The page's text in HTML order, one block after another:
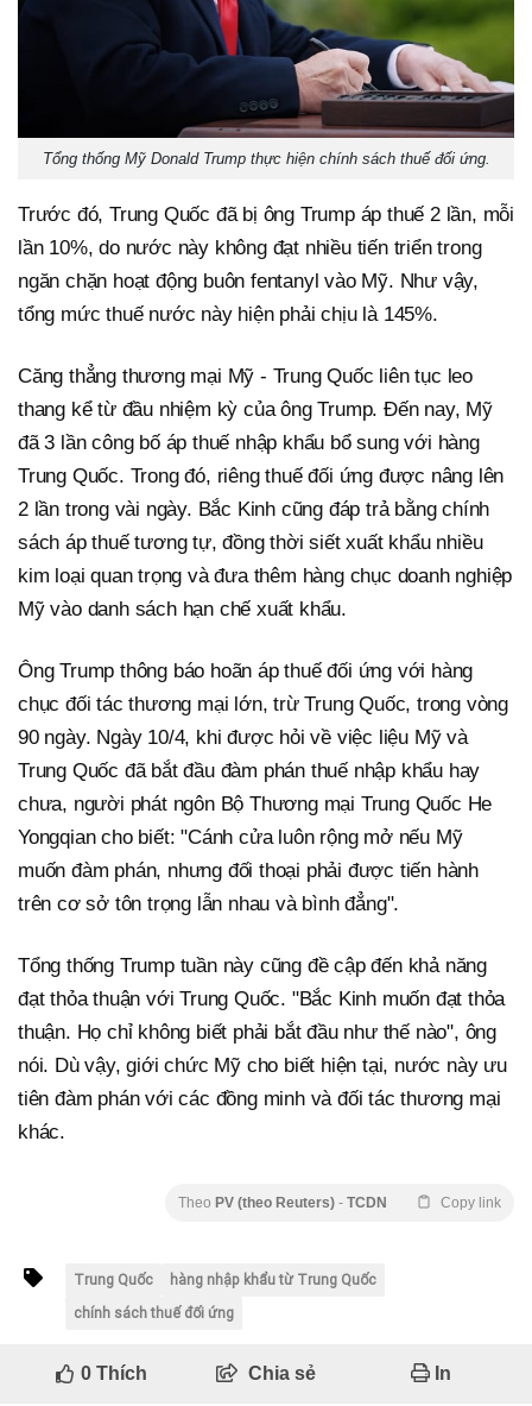
Tổng thống Mỹ Donald Trump thực hiện chính sách thuế đối ứng.
Trước đó, Trung Quốc đã bị ông Trump áp thuế 2 lần, mỗi
lần 10%, do nước này không đạt nhiều tiến triển trong
ngăn chặn hoạt động buôn fentanyl vào Mỹ. Như vậy,
tổng mức thuế nước này hiện phải chịu là 145%.
Căng thẳng thương mại Mỹ - Trung Quốc liên tục leo
thang kể từ đầu nhiệm kỳ của ông Trump. Đến nay, Mỹ
đã 3 lần công bố áp thuế nhập khẩu bổ sung với hàng
Trung Quốc. Trong đó, riêng thuế đối ứng được nâng lên
2 lần trong vài ngày. Bắc Kinh cũng đáp trả bằng chính
sách áp thuế tương tự, đồng thời siết xuất khẩu nhiều
kim loại quan trọng và đưa thêm hàng chục doanh nghiệp
Mỹ vào danh sách hạn chế xuất khẩu.
Ông Trump thông báo hoãn áp thuế đối ứng với hàng
chục đối tác thương mại lớn, trừ Trung Quốc, trong vòng
90 ngày. Ngày 10/4, khi được hỏi về việc liệu Mỹ và
Trung Quốc đã bắt đầu đàm phán thuế nhập khẩu hay
chưa, người phát ngôn Bộ Thương mại Trung Quốc He
Yongqian cho biết: "Cánh cửa luôn rộng mở nếu Mỹ
muốn đàm phán, nhưng đối thoại phải được tiến hành
trên cơ sở tôn trọng lẫn nhau và bình đẳng".
Tổng thống Trump tuần này cũng đề cập đến khả năng
đạt thỏa thuận với Trung Quốc. "Bắc Kinh muốn đạt thỏa
thuận. Họ chỉ không biết phải bắt đầu như thế nào", ông
nói. Dù vậy, giới chức Mỹ cho biết hiện tại, nước này ưu
tiên đàm phán với các đồng minh và đối tác thương mại
khác.
Theo PV (theo Reuters) - TCDN Copy link
Trung Quốc
hàng nhập khẩu từ Trung Quốc
chính sách thuế đối ứng
0Thích Chia sẻ In